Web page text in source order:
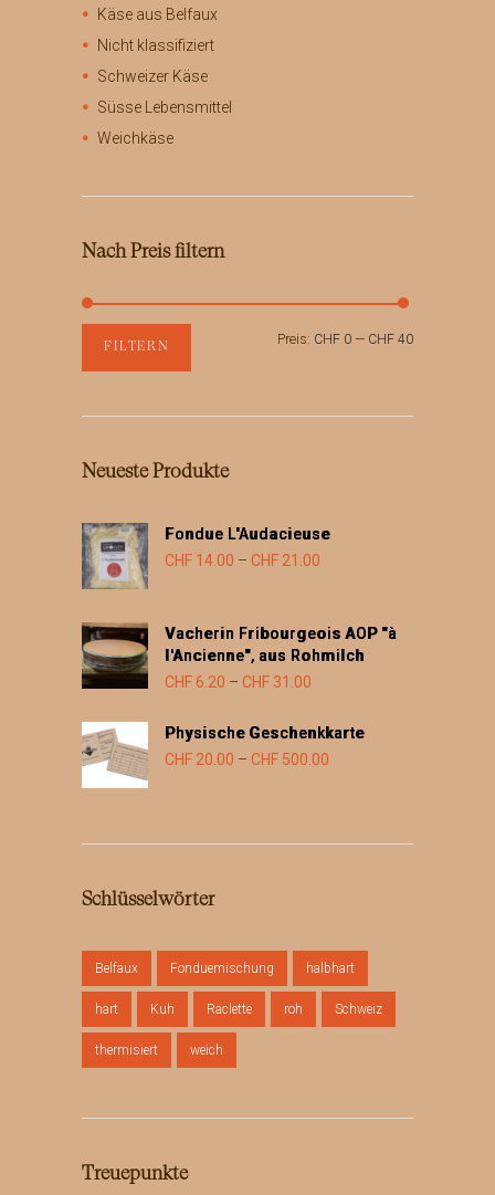
Käse aus Belfaux
Nicht klassifiziert
Schweizer Käse
Süsse Lebensmittel
Weichkäse
Nach Preis filtern
Min.
Max.
FILTERN Preis: CHF 0 — CHF 40
Neueste Produkte
Fondue L'Audacieuse
CHF 14.00 – CHF 21.00
CHF 21.00
Vacherin Fribourgeois AOP "à
l'Ancienne", aus Rohmilch
CHF 6.20 – CHF 31.00
bis
CHF 31.00
Physische Geschenkkarte
CHF 20.00 – CHF 500.00
Schlüsselwörter
Belfaux Fonduemischung halbhart
hart Kuh Raclette roh Schweiz
thermisiert weich
Treuepunkte